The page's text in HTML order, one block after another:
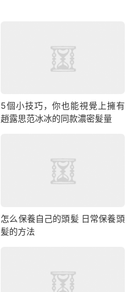
5個小技巧，你也能視覺上擁有
趙露思范冰冰的同款濃密髮量
怎么保養自己的頭髪 日常保養頭
髪的方法